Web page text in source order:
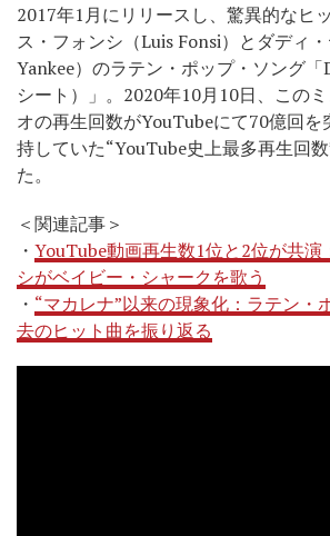
2017年1月にリリースし、驚異的なヒ
ス・フォンシ（Luis Fonsi）とダディ
Yankee）のラテン・ポップ・ソング
シート）」。2020年10月10日、この
オの再生回数がYouTubeにて70億回を
持していた“YouTube史上最多再生回
た。
＜関連記事＞
・ YouTube動画再生数1位と2位が共演
シがベイビー・シャークを歌う
・ “マカレナ”以来の現象化：ラテン・
去のヒット曲を振り返る